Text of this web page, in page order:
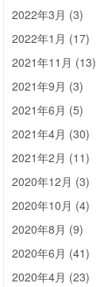
2022年3月 (3)
2022年1月 (17)
2021年11月 (13)
2021年9月 (3)
2021年6月 (5)
2021年4月 (30)
2021年2月 (11)
2020年12月 (3)
2020年10月 (4)
2020年8月 (9)
2020年6月 (41)
2020年4月 (23)